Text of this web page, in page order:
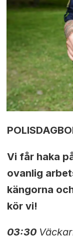
Vi får haka
ovanlig
kängorna
kör vi!
03:30